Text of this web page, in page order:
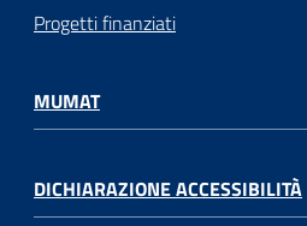
Progetti finanziati
MUMAT
DICHIARAZIONE ACCESSIBILITÀ